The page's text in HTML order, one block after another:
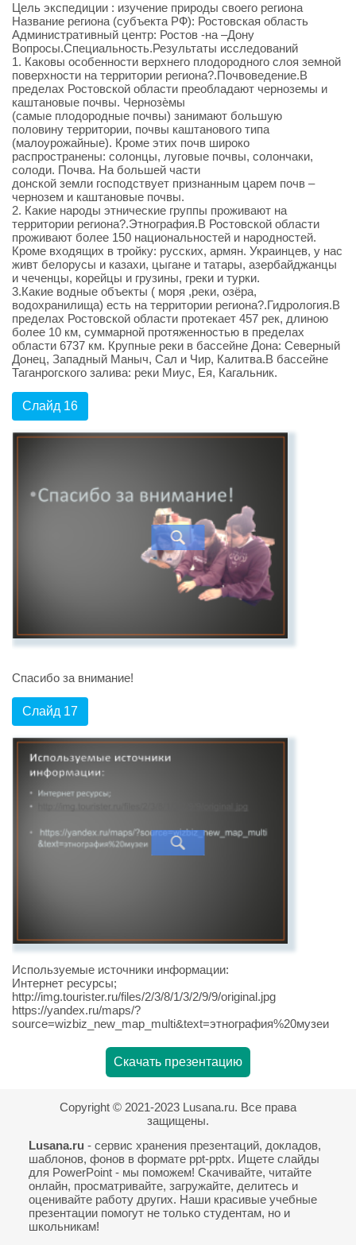
Цель экспедиции : изучение природы своего региона
Название региона (субъекта РФ): Ростовская область
Административный центр: Ростов -на –Дону
Вопросы.Специальность.Результаты исследований
1. Каковы особенности верхнего плодородного слоя земной
поверхности на территории региона?.Почвоведение.В
пределах Ростовской области преобладают черноземы и
каштановые почвы. Чернозѐмы
(самые плодородные почвы) занимают большую
половину территории, почвы каштанового типа
(малоурожайные). Кроме этих почв широко
распространены: солонцы, луговые почвы, солончаки,
солоди. Почва. На большей части
донской земли господствует признанным царем почв –
чернозем и каштановые почвы.
2. Какие народы этнические группы проживают на
территории региона?.Этнография.В Ростовской области
проживают более 150 национальностей и народностей.
Кроме входящих в тройку: русских, армян. Украинцев, у нас
живт белорусы и казахи, цыгане и татары, азербайджанцы
и чеченцы, корейцы и грузины, греки и турки.
3.Какие водные объекты ( моря ,реки, озёра,
водохранилища) есть на территории региона?.Гидрология.В
пределах Ростовской области протекает 457 рек, длиною
более 10 км, суммарной протяженностью в пределах
области 6737 км. Крупные реки в бассейне Дона: Северный
Донец, Западный Маныч, Сал и Чир, Калитва.В бассейне
Таганрогского залива: реки Миус, Ея, Кагальник.
Слайд 16
Спасибо за внимание!
Слайд 17
Используемые источники информации:
Интернет ресурсы;
http://img.tourister.ru/files/2/3/8/1/3/2/9/9/original.jpg
https://yandex.ru/maps/?
source=wizbiz_new_map_multi&text=этнография%20музеи
Скачать презентацию
Copyright © 2021-2023 Lusana.ru. Все права
защищены.
Lusana.ru - сервис хранения презентаций, докладов,
шаблонов, фонов в формате ppt-pptx. Ищете слайды
для PowerPoint - мы поможем! Скачивайте, читайте
онлайн, просматривайте, загружайте, делитесь и
оценивайте работу других. Наши красивые учебные
презентации помогут не только студентам, но и
школьникам!